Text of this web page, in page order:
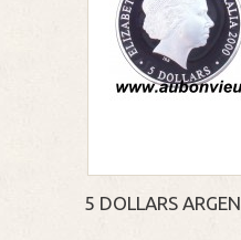
5 DOLLARS